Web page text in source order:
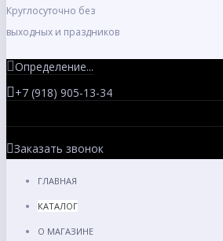
Круглосуточно без
выходных и праздников
Определение...
+7 (918) 905-13-34
Заказать звонок
ГЛАВНАЯ
КАТАЛОГ
О МАГАЗИНЕ